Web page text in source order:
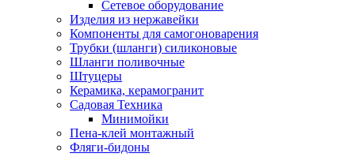
Сетевое оборудование
Изделия из нержавейки
Компоненты для самогоноварения
Трубки (шланги) силиконовые
Шланги поливочные
Штуцеры
Керамика, керамогранит
Садовая Техника
Минимойки
Пена-клей монтажный
Фляги-бидоны